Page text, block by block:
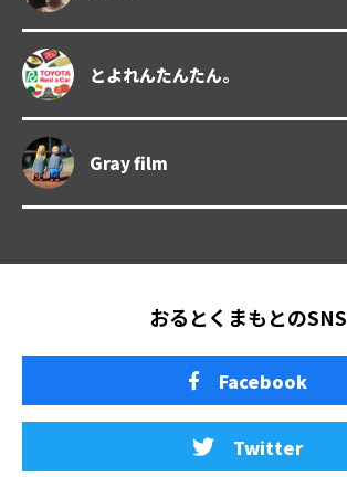
とよれんたんたん。
Gray film
おるとくまもとのSNS
Facebook
Twitter